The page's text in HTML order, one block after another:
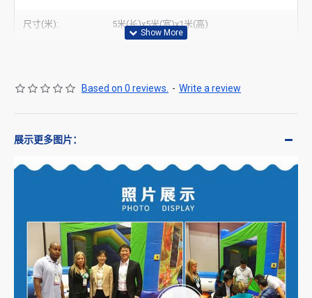
尺寸(米): 5米(长)x5米(宽)x1米(高)
Based on 0 reviews. - Write a review
展示更多图片：